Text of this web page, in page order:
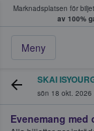
Marknadsplatsen för
av 100%
Meny
köper
SKAI
sön 18 okt. 2026
Evenemang med